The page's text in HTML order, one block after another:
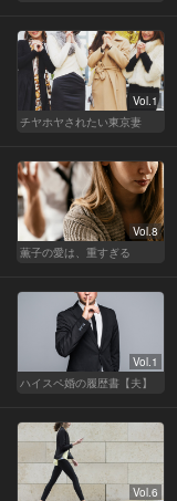
Vol.1
チヤホヤされたい東京妻
Vol.8
薫子の愛は、重すぎる
Vol.1
ハイスペ婚の履歴書【夫】
Vol.6